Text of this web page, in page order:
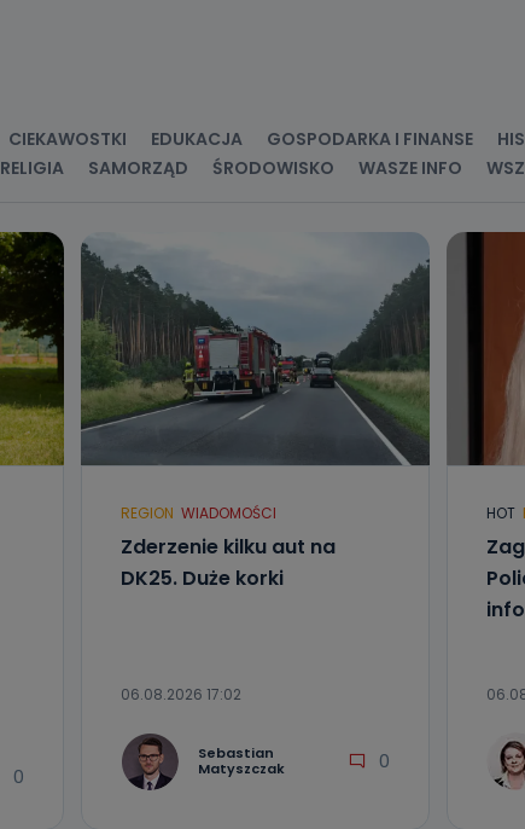
CIEKAWOSTKI EDUKACJA GOSPODARKA I FINANSE
RELIGIA SAMORZĄD ŚRODOWISKO WASZE INFO
0
REGION WIADOMOŚCI
Zderzenie kilku aut na
DK25. Duże korki
06.08.2026 17:02
Sebastian
Matyszczak
0
HOT